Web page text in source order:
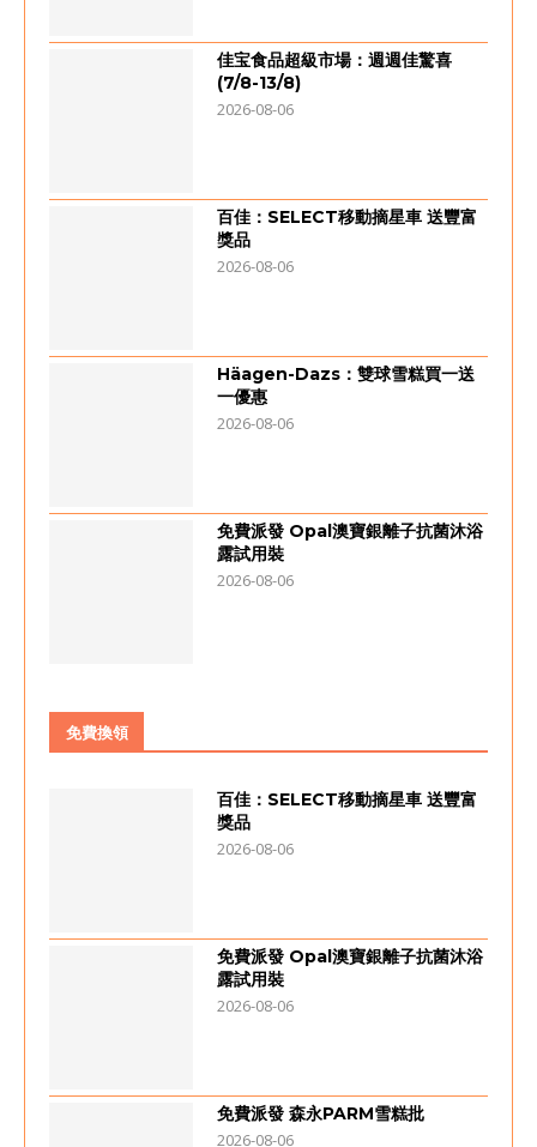
佳宝食品超級市場：週週佳驚喜
(7/8-13/8)
2026-08-06
百佳：SELECT移動摘星車 送豐富
獎品
2026-08-06
Häagen-Dazs：雙球雪糕買一送
一優惠
2026-08-06
免費派發 Opal澳寶銀離子抗菌沐浴
露試用裝
2026-08-06
免費換領
百佳：SELECT移動摘星車 送豐富
獎品
2026-08-06
免費派發 Opal澳寶銀離子抗菌沐浴
露試用裝
2026-08-06
免費派發 森永PARM雪糕批
2026-08-06